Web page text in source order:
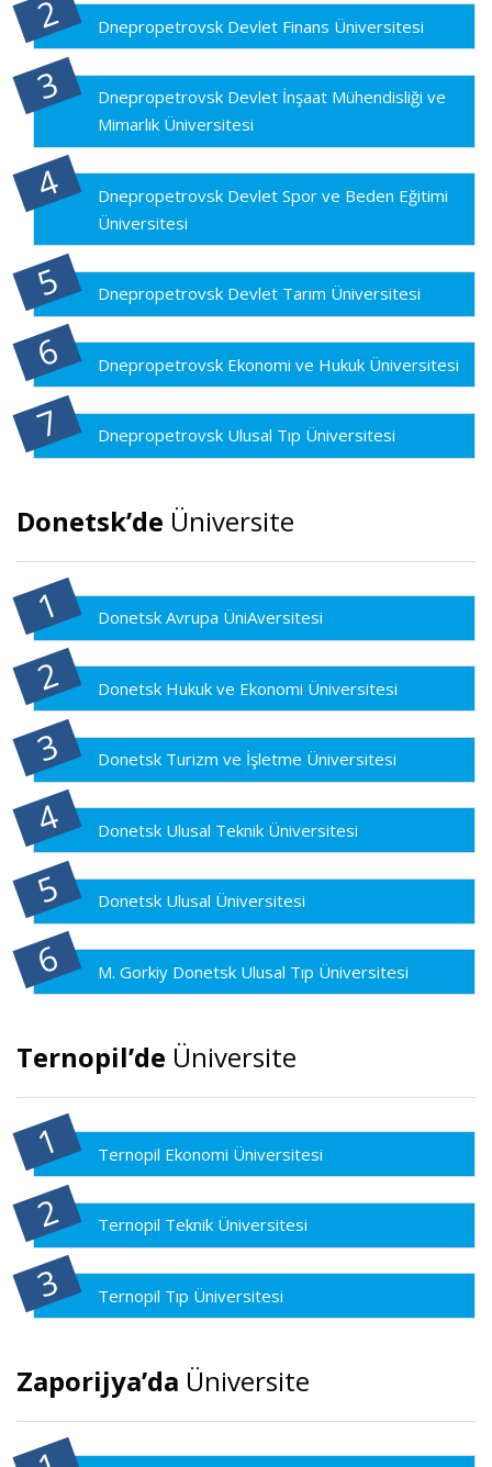
Dnepropetrovsk Devlet Finans Üniversitesi
Dnepropetrovsk Devlet İnşaat Mühendisliği ve
Mimarlık Üniversitesi
Dnepropetrovsk Devlet Spor ve Beden Eğitimi
Üniversitesi
Dnepropetrovsk Devlet Tarım Üniversitesi
Dnepropetrovsk Ekonomi ve Hukuk Üniversitesi
Dnepropetrovsk Ulusal Tıp Üniversitesi
Donetsk’de Üniversite
Donetsk Avrupa ÜniAversitesi
Donetsk Hukuk ve Ekonomi Üniversitesi
Donetsk Turizm ve İşletme Üniversitesi
Donetsk Ulusal Teknik Üniversitesi
Donetsk Ulusal Üniversitesi
M. Gorkiy Donetsk Ulusal Tıp Üniversitesi
Ternopil’de Üniversite
Ternopil Ekonomi Üniversitesi
Ternopil Teknik Üniversitesi
Ternopil Tıp Üniversitesi
Zaporijya’da Üniversite